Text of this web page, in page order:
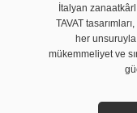
İtalyan
TAVAT
her unsuruyla
mükemmeliyet ve